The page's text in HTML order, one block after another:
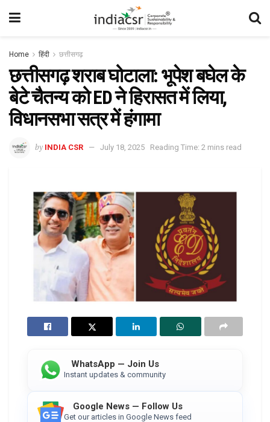
Home हिंदी छत्तीसगढ़
छत्तीसगढ़ शराब घोटाला: भूपेश बघेल के
बेटे चैतन्य को ED ने हिरासत में लिया,
विधानसभा सत्र में हंगामा
by INDIA CSR July 18, 2025 Reading Time: 2 mins read
WhatsApp — Join Us
Instant updates & community
Google News — Follow Us
Get our articles in Google News feed